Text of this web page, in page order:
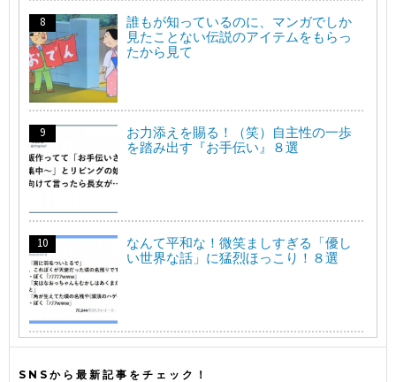
誰もが知っているのに、マンガでしか
見たことない伝説のアイテムをもらっ
たから見て
お力添えを賜る！（笑）自主性の一歩
を踏み出す『お手伝い』８選
なんて平和な！微笑ましすぎる「優し
い世界な話」に猛烈ほっこり！８選
SNSから最新記事をチェック！